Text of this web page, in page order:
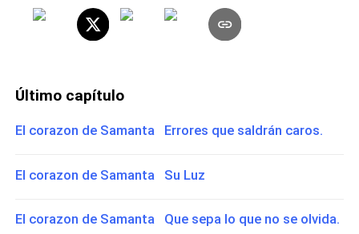
Último capítulo
El corazon de Samanta Errores que saldrán caros.
El corazon de Samanta Su Luz
El corazon de Samanta Que sepa lo que no se olvida.